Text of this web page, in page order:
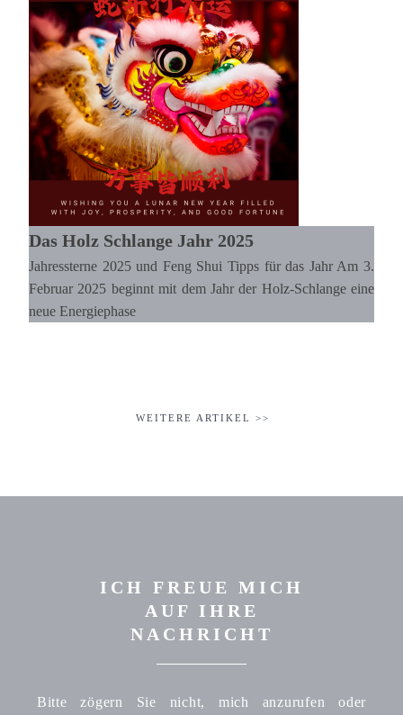
Das Holz Schlange Jahr 2025
Jahressterne 2025 und Feng Shui Tipps für das Jahr Am 3.
Februar 2025 beginnt mit dem Jahr der Holz-Schlange eine
neue Energiephase
WEITERE ARTIKEL >>
ICH FREUE MICH
AUF IHRE
NACHRICHT
Bitte zögern Sie nicht, mich anzurufen oder